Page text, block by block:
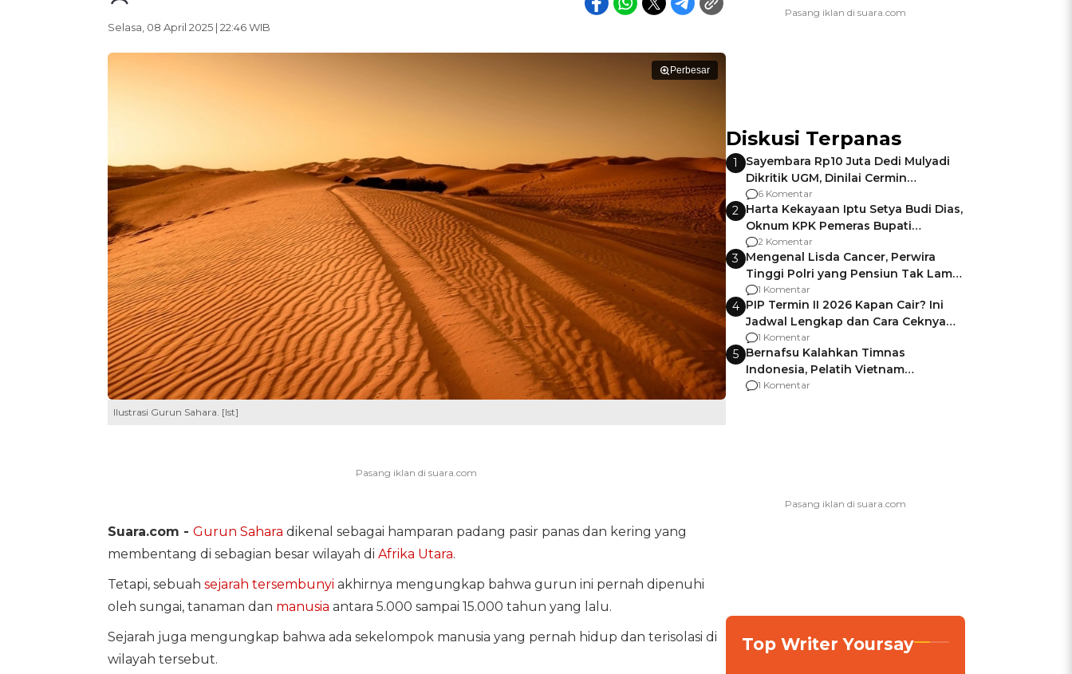
Selasa, 08 April 2025 | 22:46 WIB
Perbesar
Ilustrasi Gurun Sahara. [Ist]
Suara.com - Gurun Sahara dikenal sebagai hamparan padang pasir panas dan kering yang
membentang di sebagian besar wilayah di Afrika Utara.
Tetapi, sebuah sejarah tersembunyi akhirnya mengungkap bahwa gurun ini pernah dipenuhi
oleh sungai, tanaman dan manusia antara 5.000 sampai 15.000 tahun yang lalu.
Sejarah juga mengungkap bahwa ada sekelompok manusia yang pernah hidup dan terisolasi di
wilayah tersebut.
Diskusi Terpanas
1
Sayembara Rp10 Juta Dedi Mulyadi
Dikritik UGM, Dinilai Cermin
Gagalnya Negara Jamin Keamanan
6 Komentar
2 Harta Kekayaan Iptu Setya Budi Dias,
Oknum KPK Pemeras Bupati
Pemalang
2 Komentar
3 Mengenal Lisda Cancer, Perwira
Tinggi Polri yang Pensiun Tak Lama
Usai Jadi Brigjen
1 Komentar
4 PIP Termin II 2026 Kapan Cair? Ini
Jadwal Lengkap dan Cara Ceknya
agar Dana Tidak Hangus!
1 Komentar
5 Bernafsu Kalahkan Timnas
Indonesia, Pelatih Vietnam
Berencana Pakai Jimat di Pakansari
1 Komentar
Top Writer Yoursay